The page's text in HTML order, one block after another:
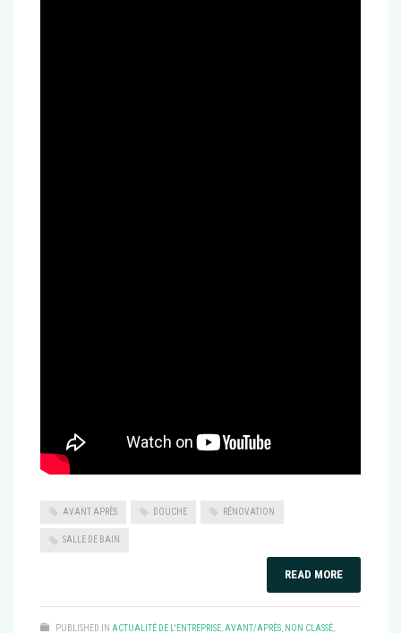
AVANT APRÈS DOUCHE RÉNOVATION
SALLE DE BAIN
READ MORE
PUBLISHED IN ACTUALITÉ DE L'ENTREPRISE AVANT/APRÈS NON CLASSÉ